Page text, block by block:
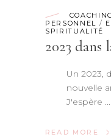
COACHING
PERSONNEL /
SPIRITUALITÉ
2023 dans
Un 2023,
nouvelle
J'espère
READ MORE